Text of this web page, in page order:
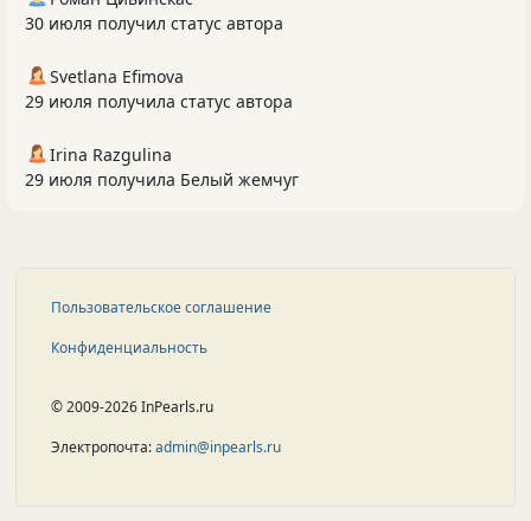
30 июля получил статус автора
Svetlana Efimova
29 июля получила статус автора
Irina Razgulina
29 июля получила Белый жемчуг
Пользовательское соглашение
Конфиденциальность
© 2009-2026 InPearls.ru
Электропочта:admin@inpearls.ru